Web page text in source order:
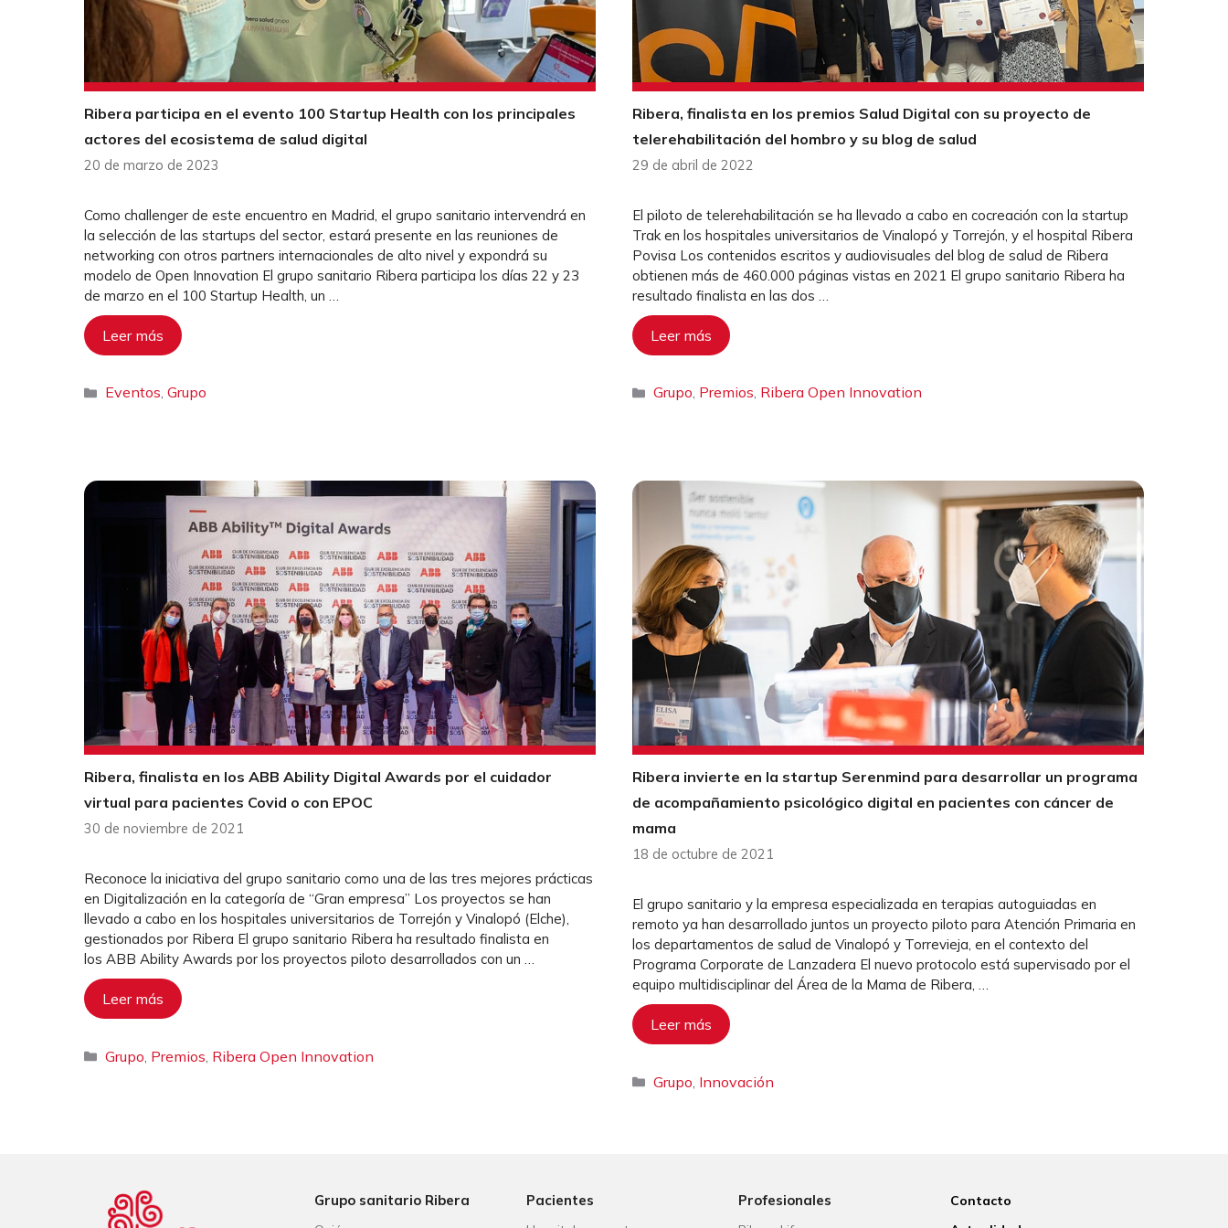
Ribera participa en el evento 100 Startup Health con los principales
actores del ecosistema de salud digital
20 de marzo de 2023
Como challenger de este encuentro en Madrid, el grupo sanitario intervendrá en
la selección de las startups del sector, estará presente en las reuniones de
networking con otros partners internacionales de alto nivel y expondrá su
modelo de Open Innovation El grupo sanitario Ribera participa los días 22 y 23
de marzo en el 100 Startup Health, un …
Leer más
Categorías
Eventos,Grupo
Ribera, finalista en los premios Salud Digital con su proyecto de
telerehabilitación del hombro y su blog de salud
29 de abril de 2022
El piloto de telerehabilitación se ha llevado a cabo en cocreación con la startup
Trak en los hospitales universitarios de Vinalopó y Torrejón, y el hospital Ribera
Povisa Los contenidos escritos y audiovisuales del blog de salud de Ribera
obtienen más de 460.000 páginas vistas en 2021 El grupo sanitario Ribera ha
resultado finalista en las dos …
Leer más
Categorías
Grupo, Premios, Ribera Open Innovation
Ribera, finalista en los ABB Ability Digital Awards por el cuidador
virtual para pacientes Covid o con EPOC
30 de noviembre de 2021
Reconoce la iniciativa del grupo sanitario como una de las tres mejores prácticas
en Digitalización en la categoría de “Gran empresa” Los proyectos se han
llevado a cabo en los hospitales universitarios de Torrejón y Vinalopó (Elche),
gestionados por Ribera El grupo sanitario Ribera ha resultado finalista en
los ABB Ability Awards por los proyectos piloto desarrollados con un …
Leer más
Categorías
Grupo Premios Ribera Open Innovation
Ribera invierte en la startup Serenmind para desarrollar un programa
de acompañamiento psicológico digital en pacientes con cáncer de
mama
18 de octubre de 2021
El grupo sanitario y la empresa especializada en terapias autoguiadas en
remoto ya han desarrollado juntos un proyecto piloto para Atención Primaria en
los departamentos de salud de Vinalopó y Torrevieja, en el contexto del
Programa Corporate de Lanzadera El nuevo protocolo está supervisado por el
equipo multidisciplinar del Área de la Mama de Ribera, …
Leer más
Categorías
Grupo Innovación
Grupo sanitario Ribera Pacientes Profesionales
Contacto